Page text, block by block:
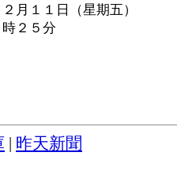
月１１日（星期五）
２５分
昨天新聞